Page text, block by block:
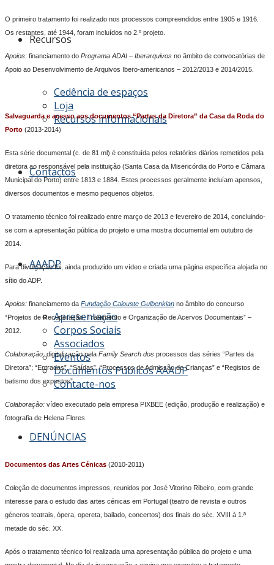
Recursos
Cedência de espaços
Loja
Recursos informacionais
Contactos
AAADP
Apresentação
Corpos Sociais
Associados
Eventos
Documentos Públicos AAADP
Contacte-nos
DENÚNCIAS
O primeiro tratamento foi realizado nos processos compreendidos entre 1905 e 1916.
Os restantes, até 1944, foram incluídos no 2.º projeto.
Apoios: financiamento do Programa ADAI – Iberarquivos no âmbito de convocatórias de
Apoio ao Desenvolvimento de Arquivos Ibero-americanos – 2012/2013 e 2014/2015.
Salvaguarda e acesso aos documentos “Partes da Diretora” da Casa da Roda do
Porto (2013-2014)
Esta série documental (c. de 81 ml) é constituída pelos relatórios diários remetidos pela
diretora ao responsável pela instituição (Santa Casa da Misericórdia do Porto e Câmara
Municipal do Porto) entre 1813 e 1884. Estes processos geralmente incluíam apensos,
diversos documentos e mesmo pequenos objetos.
O tratamento técnico foi realizado entre março de 2013 e fevereiro de 2014, concluindo-
se com a apresentação pública do projeto e uma mostra documental em outubro de
2014.
Para divulgação foi, ainda produzido um vídeo e criada uma página específica alojada no
sítio do ADP.
Apoios: financiamento da Fundação Calouste Gulbenkian no âmbito do concurso
“Projetos de Recuperação, Tratamento e Organização de Acervos Documentais” –
2012.
Colaboração:digitalização pela Family Search dos processos das séries “Partes da
Diretora”; “Entradas”, “Saídas”, “Processos de Admissão de Crianças” e “Registos de
batismo dos expostos”.
Colaboração: vídeo executado pela empresa PIXBEE (edição, produção e realização) e
fotografia de Helena Flores.
Documentos das Artes Cénicas (2010-2011)
Coleção de documentos impressos, reunidos por José Vitorino Ribeiro, com grande
interesse para o estudo das artes cénicas em Portugal (teatro de revista e outros
géneros teatrais, ópera, opereta, bailado, concertos) dos finais do séc. XVIII à 1.ª
metade do séc. XX.
Após o tratamento técnico foi realizada uma apresentação pública do projeto e uma